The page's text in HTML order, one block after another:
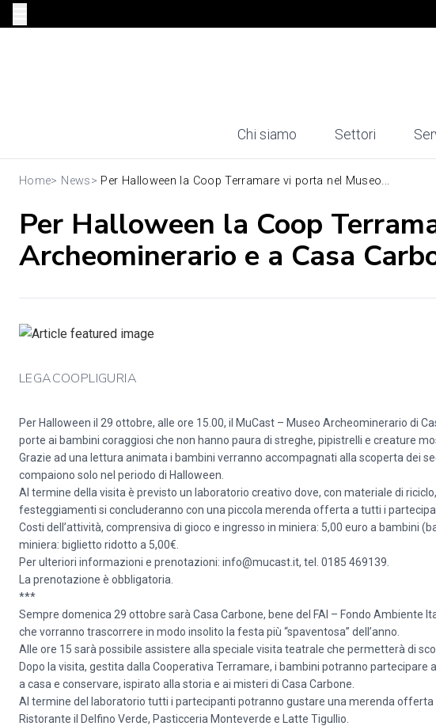
Chi siamo Settori
Home> News> Per Halloween la Coop Terramare vi porta nel Museo...
Per Halloween la Coop
Archeominerario e a Casa
LEGACOOPLIGURIA
Per Halloween il 29 ottobre, alle ore 15.00, il MuCast – Museo Archeominerario di
porte ai bambini coraggiosi che non hanno paura di streghe, pipistrelli e creature
Grazie ad una lettura animata i bambini verranno accompagnati alla scoperta dei
compaiono solo nel periodo di Halloween.
Al termine della visita è previsto un laboratorio creativo dove, con materiale di
festeggiamenti si concluderanno con una piccola merenda offerta a tutti i
Costi dell’attività, comprensiva di gioco e ingresso in miniera: 5,00 euro a bambini
miniera: biglietto ridotto a 5,00€.
Per ulteriori informazioni e prenotazioni: info@mucast.it, tel. 0185 469139.
La prenotazione è obbligatoria.
***
Sempre domenica 29 ottobre sarà Casa Carbone, bene del FAI – Fondo Ambiente
che vorranno trascorrere in modo insolito la festa più “spaventosa” dell’anno.
Alle ore 15 sarà possibile assistere alla speciale visita teatrale che permetterà di
Dopo la visita, gestita dalla Cooperativa Terramare, i bambini potranno
a casa e conservare, ispirato alla storia e ai misteri di Casa Carbone.
Al termine del laboratorio tutti i partecipanti potranno gustare una merenda offerta
Ristorante il Delfino Verde, Pasticceria Monteverde e Latte Tigullio.